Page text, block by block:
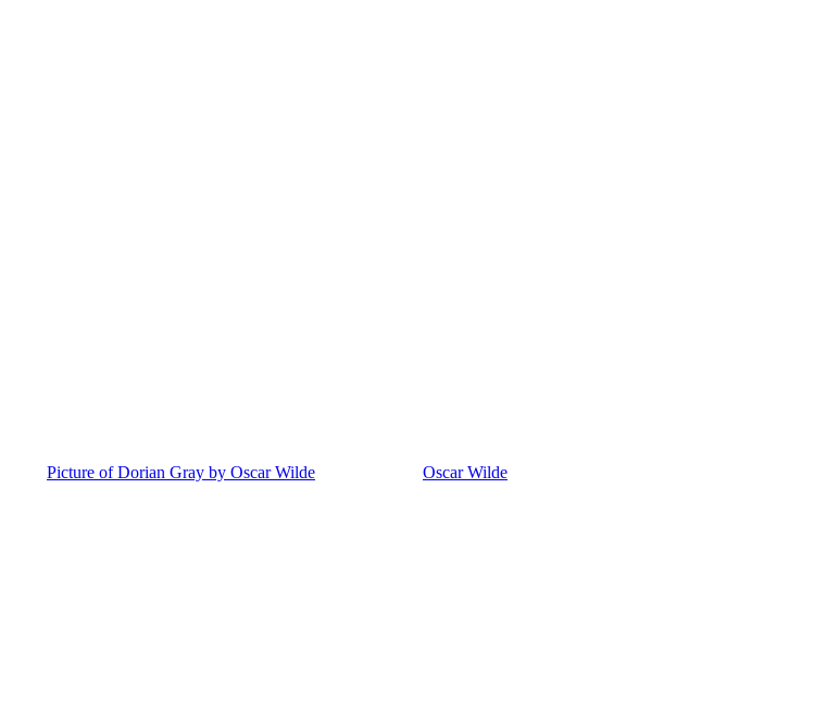
Picture of Dorian Gray by Oscar Wilde Oscar Wilde